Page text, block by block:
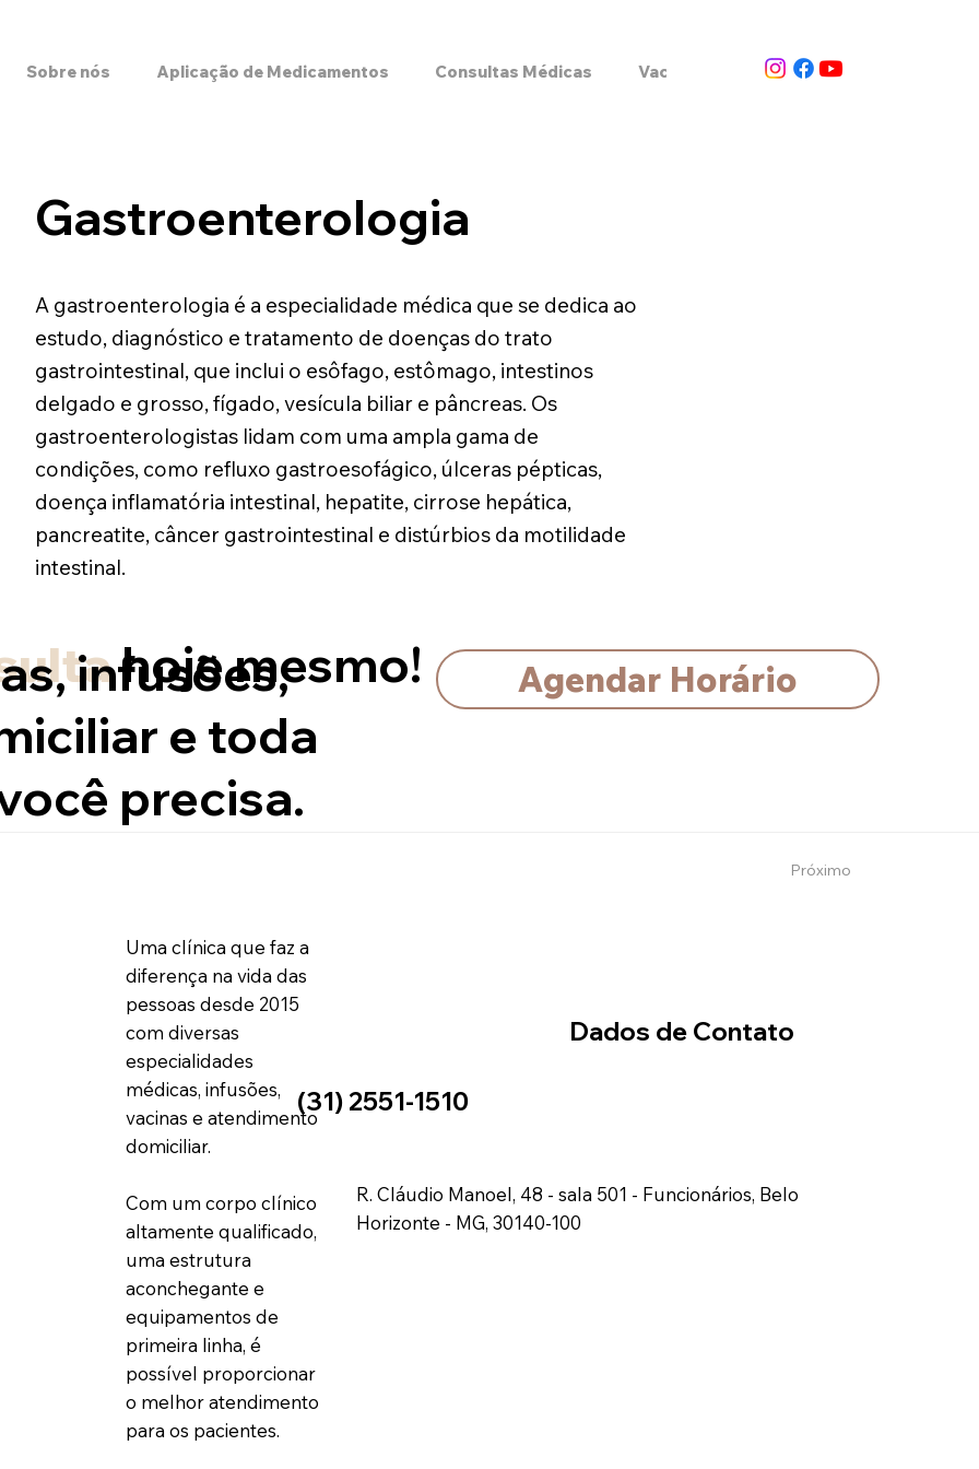
Sobre nós Aplicação de Medicamentos Consultas Médicas Vacinas Atendimento Domiciliar
Gastroenterologia
A gastroenterologia é a especialidade médica que se dedica ao
estudo, diagnóstico e tratamento de doenças do trato
gastrointestinal, que inclui o esôfago, estômago, intestinos
delgado e grosso, fígado, vesícula biliar e pâncreas. Os
gastroenterologistas lidam com uma ampla gama de
condições, como refluxo gastroesofágico, úlceras pépticas,
doença inflamatória intestinal, hepatite, cirrose hepática,
pancreatite, câncer gastrointestinal e distúrbios da motilidade
intestinal.
hoje mesmo!
infusões,
e toda
precisa.
Agendar Horário
Próximo
Dados de Contato
Uma clínica que faz a
diferença na vida das
pessoas desde 2015
com diversas
especialidades
médicas, infusões,
vacinas e atendimento
domiciliar.
Com um corpo clínico
altamente qualificado,
uma estrutura
aconchegante e
equipamentos de
primeira linha, é
possível proporcionar
o melhor atendimento
para os pacientes.
R. Cláudio Manoel, 48 - sala 501 - Funcionários, Belo
Horizonte - MG, 30140-100
(31) 2551-1510